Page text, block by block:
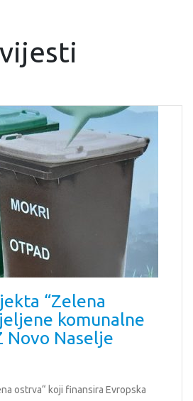
“Zelena
komunalne
Novo Naselje
ostrva“ koji finansira Evropska